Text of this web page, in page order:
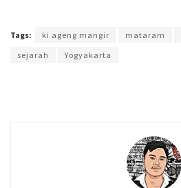
Tags: ki ageng mangir mataram
sejarah
Yogyakarta